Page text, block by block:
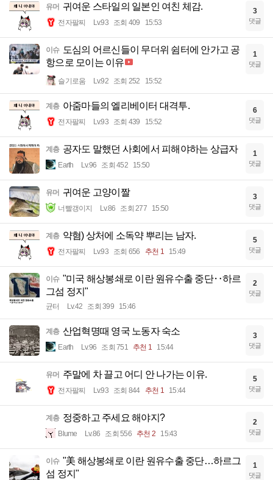
유머 귀여운 스타일의 일본인 여친 체감.
전자팔찌 Lv.93 조회 409 15:53
3
댓글
이슈 도심의 어르신들이 무더위 쉼터에 안가고 공
항으로 모이는 이유
슬기로움 Lv.92 조회 252 15:52
1
댓글
계층 아줌마들의 엘리베이터 대격투.
전자팔찌 Lv.93 조회 439 15:52
6
댓글
계층 공자도 말했던 사회에서 피해야하는 상급자
Earth Lv.96 조회 452 15:50
1
댓글
유머 귀여운 고양이짤
너빨갱이지 Lv.86 조회 277 15:50
3
댓글
계층 약혐) 상처에 소독약 뿌리는 남자.
전자팔찌 Lv.93 조회 656 추천 1 15:49
5
댓글
이슈 "미국 해상봉쇄로 이란 원유수출 중단‥하르
그섬 정지"
균터 Lv.42 조회 399 15:46
2
댓글
계층 산업혁명때 영국 노동자 숙소
Earth Lv.96 조회 751 추천 1 15:44
3
댓글
유머 주말에 차 끌고 어디 안 나가는 이유.
전자팔찌 Lv.93 조회 844 추천 1 15:44
5
댓글
계층 정중하고 주세요 해야지?
Blume Lv.86 조회 556 추천 2 15:43
2
댓글
이슈 "美 해상봉쇄로 이란 원유수출 중단…하르그
섬 정지"
1
댓글